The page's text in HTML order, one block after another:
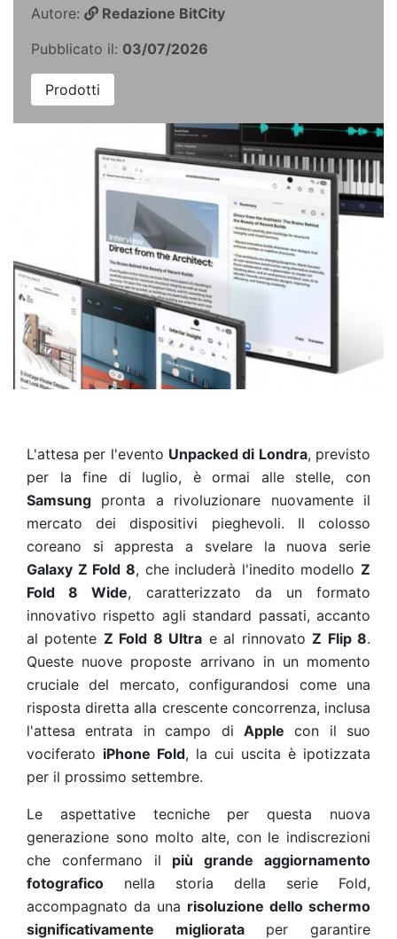
Autore:
Redazione BitCity
Pubblicato il: 03/07/2026
Prodotti
L'attesa per l'evento Unpacked di Londra, previsto
per la fine di luglio, è ormai alle stelle, con
Samsung pronta a rivoluzionare nuovamente il
mercato dei dispositivi pieghevoli. Il colosso
coreano si appresta a svelare la nuova serie
Galaxy Z Fold 8, che includerà l'inedito modello Z
Fold 8 Wide, caratterizzato da un formato
innovativo rispetto agli standard passati, accanto
al potente Z Fold 8 Ultra e al rinnovatoZ Flip 8.
Queste nuove proposte arrivano in un momento
cruciale del mercato, configurandosi come una
risposta diretta alla crescente concorrenza, inclusa
l'attesa entrata in campo di Apple con il suo
vociferato iPhone Fold, la cui uscita è ipotizzata
per il prossimo settembre.
Le aspettative tecniche per questa nuova
generazione sono molto alte, con le indiscrezioni
che confermano il più grande aggiornamento
fotografico nella storia della serie Fold,
accompagnato da una risoluzione dello schermo
significativamente migliorataper garantire